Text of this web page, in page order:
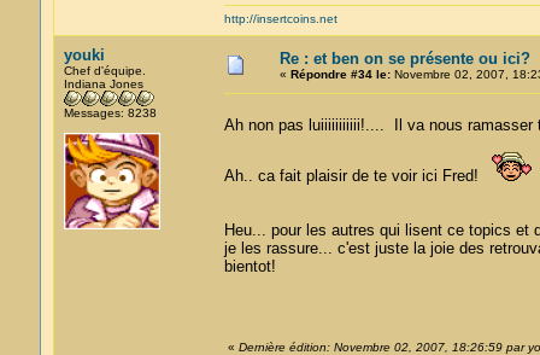
http://insertcoins.net
youki
Chef d'équipe.
Indiana Jones
Messages: 8238
Re : et ben on se présente ou ici?
« Répondre #34 le:Novembre 02, 2007,
Ah non pas luiiiiiiiiiii!.... Il va nous
Ah.. ca fait plaisir de te voir ici Fred!
Heu... pour les autres qui lisent ce topics
je les rassure... c'est juste la joie des
bientot!
« Dernière édition: Novembre 02, 2007, 18:26:59 par